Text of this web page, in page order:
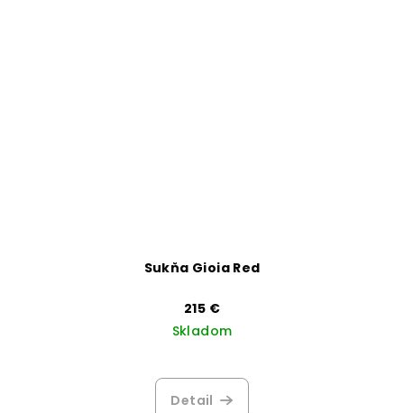
Sukňa Gioia Red
215 €
Skladom
Detail